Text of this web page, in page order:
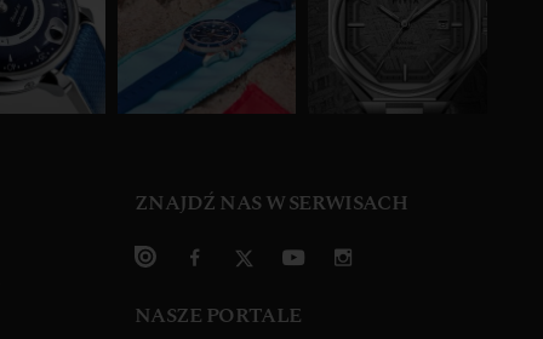
ZNAJDŹ NAS W SERWISACH
NASZE PORTALE